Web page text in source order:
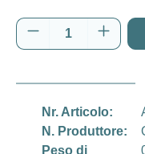
Quantità del
Nr. Articolo:
N. Produttore:
Peso di